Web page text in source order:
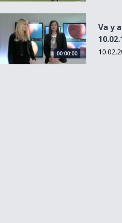
Va y avoir du sport ! du 10.02.13
00:00:00
Va y